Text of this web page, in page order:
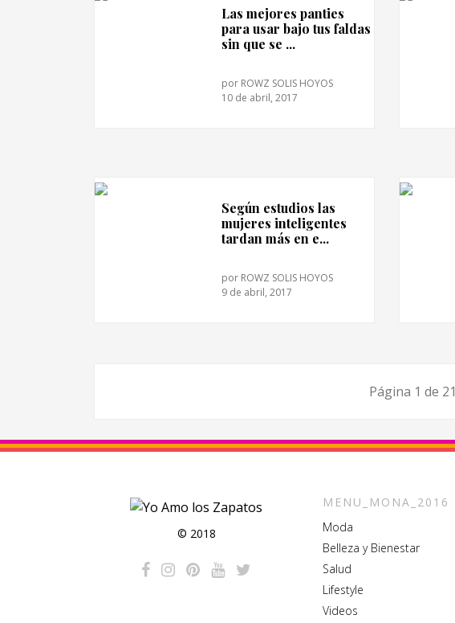
Las mejores panties
para usar bajo tus faldas
sin que se ...
por ROWZ SOLIS HOYOS
10 de abril, 2017
Según estudios las
mujeres inteligentes
tardan más en e...
por ROWZ SOLIS HOYOS
9 de abril, 2017
Página 1 de 21
© 2018
MENU_MONA_2016
Moda
Belleza y Bienestar
Salud
Lifestyle
Videos